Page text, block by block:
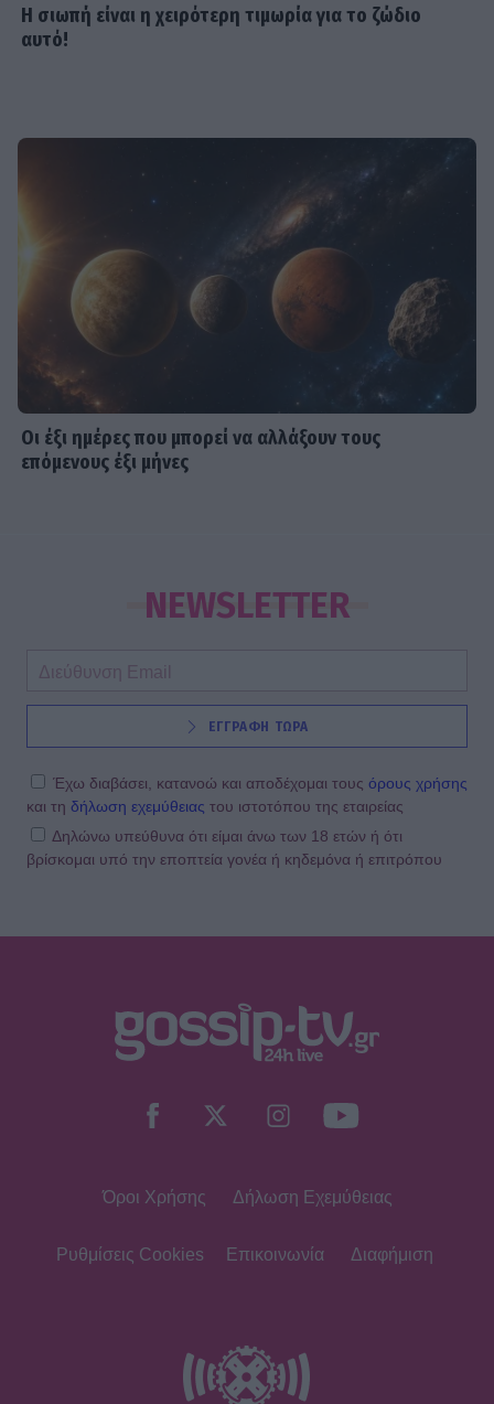
Η σιωπή είναι η χειρότερη τιμωρία για το ζώδιο
αυτό!
Οι έξι ημέρες που μπορεί να αλλάξουν τους
επόμενους έξι μήνες
NEWSLETTER
ΕΓΓΡΑΦΗ ΤΩΡΑ
Έχω διαβάσει, κατανοώ και αποδέχομαι τους όρους χρήσης
και τη δήλωση εχεμύθειας του ιστοτόπου της εταιρείας
Δηλώνω υπεύθυνα ότι είμαι άνω των 18 ετών ή ότι
βρίσκομαι υπό την εποπτεία γονέα ή κηδεμόνα ή επιτρόπου
Όροι Χρήσης Δήλωση Εχεμύθειας
Ρυθμίσεις Cookies Επικοινωνία Διαφήμιση